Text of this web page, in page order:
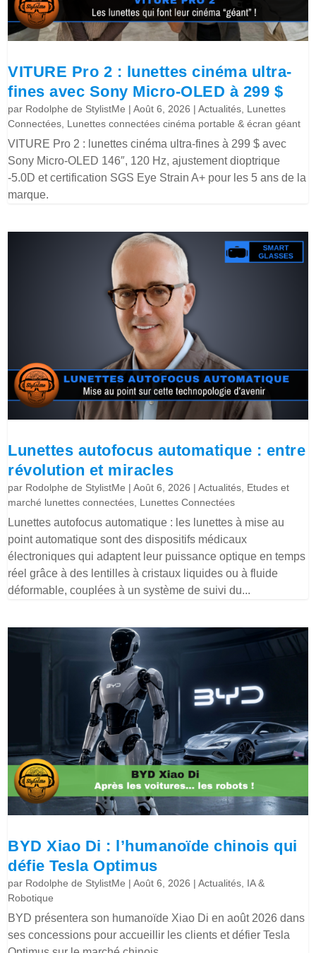
VITURE Pro 2 : lunettes cinéma ultra-
fines avec Sony Micro-OLED à 299 $
par Rodolphe de StylistMe |Août 6, 2026 |Actualités Lunettes
Connectées Lunettes connectées cinéma portable & écran géant
VITURE Pro 2 : lunettes cinéma ultra-fines à 299 $ avec
Sony Micro-OLED 146″, 120 Hz, ajustement dioptrique
-5.0D et certification SGS Eye Strain A+ pour les 5 ans de la
marque.
Lunettes autofocus automatique : entre
révolution et miracles
par Rodolphe de StylistMe |Août 6, 2026 |Actualités Etudes et
marché lunettes connectées Lunettes Connectées
Lunettes autofocus automatique : les lunettes à mise au
point automatique sont des dispositifs médicaux
électroniques qui adaptent leur puissance optique en temps
réel grâce à des lentilles à cristaux liquides ou à fluide
déformable, couplées à un système de suivi du...
BYD Xiao Di : l’humanoïde chinois qui
défie Tesla Optimus
par Rodolphe de StylistMe |Août 6, 2026 |Actualités IA &
Robotique
BYD présentera son humanoïde Xiao Di en août 2026 dans
ses concessions pour accueillir les clients et défier Tesla